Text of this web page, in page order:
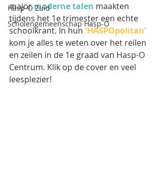
Hasp-O Zuid
Scholengemeenschap Hasp-O
major moderne talen maakten
tijdens het 1e trimester een echte
schoolkrant. In hun 'HASPOpolitan'
kom je alles te weten over het reilen
en zeilen in de 1e graad van Hasp-O
Centrum. Klik op de cover en veel
leesplezier!